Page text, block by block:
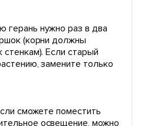
герань нужно раз в два
(корни должны
стенкам). Если старый
замените только
сможете поместить
освещение, можно